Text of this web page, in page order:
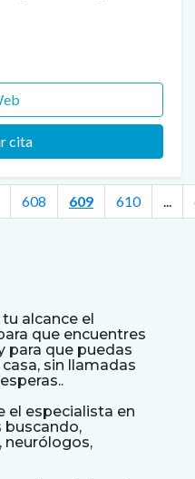
cita
608 609 610 ...
alcance el
que encuentres
para que puedas
sin llamadas
el especialista en
buscando,
neurólogos,